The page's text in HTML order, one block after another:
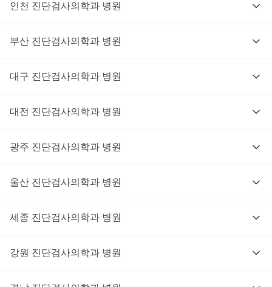
인천 진단검사의학과 병원
부산 진단검사의학과 병원
대구 진단검사의학과 병원
대전 진단검사의학과 병원
광주 진단검사의학과 병원
울산 진단검사의학과 병원
세종 진단검사의학과 병원
강원 진단검사의학과 병원